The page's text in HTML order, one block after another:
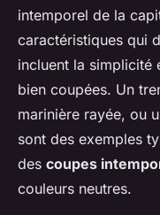
intemporel de la
caractéristiques qui
incluent la simplicité
bien coupées. Un
marinière rayée, ou
sont des exemples
des coupes
couleurs neutres.